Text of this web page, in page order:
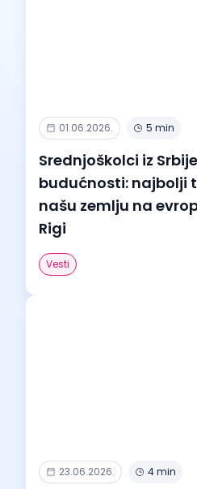
01.06.2026. 5 min
Srednjoškolci iz
budućnosti: najbolji
našu zemlju na
Rigi
Vesti
23.06.2026. 4 min